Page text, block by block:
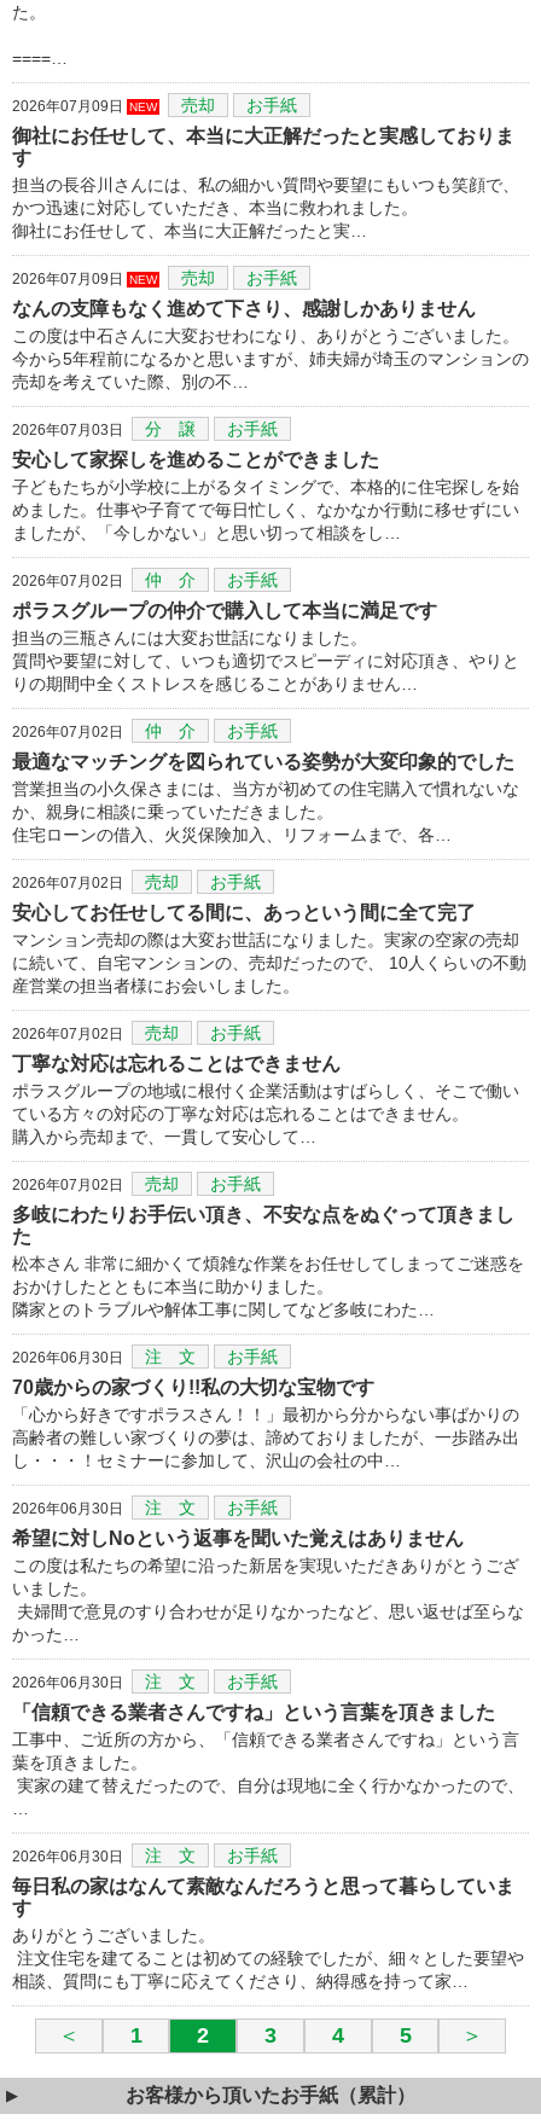
た。
====…
2026年07月09日 NEW 売却 お手紙
御社にお任せして、本当に大正解だったと実感しておりま
す
担当の長谷川さんには、私の細かい質問や要望にもいつも笑顔で、
かつ迅速に対応していただき、本当に救われました。
御社にお任せして、本当に大正解だったと実…
2026年07月09日 NEW 売却 お手紙
なんの支障もなく進めて下さり、感謝しかありません
この度は中石さんに大変おせわになり、ありがとうございました。
今から5年程前になるかと思いますが、姉夫婦が埼玉のマンションの
売却を考えていた際、別の不…
2026年07月03日 分 譲 お手紙
安心して家探しを進めることができました
子どもたちが小学校に上がるタイミングで、本格的に住宅探しを始
めました。仕事や子育てで毎日忙しく、なかなか行動に移せずにい
ましたが、「今しかない」と思い切って相談をし…
2026年07月02日 仲 介 お手紙
ポラスグループの仲介で購入して本当に満足です
担当の三瓶さんには大変お世話になりました。
質問や要望に対して、いつも適切でスピーディに対応頂き、やりと
りの期間中全くストレスを感じることがありません…
2026年07月02日 仲 介 お手紙
最適なマッチングを図られている姿勢が大変印象的でした
営業担当の小久保さまには、当方が初めての住宅購入で慣れないな
か、親身に相談に乗っていただきました。
住宅ローンの借入、火災保険加入、リフォームまで、各…
2026年07月02日 売却 お手紙
安心してお任せしてる間に、あっという間に全て完了
マンション売却の際は大変お世話になりました。実家の空家の売却
に続いて、自宅マンションの、売却だったので、 10人くらいの不動
産営業の担当者様にお会いしました。
2026年07月02日 売却 お手紙
丁寧な対応は忘れることはできません
ポラスグループの地域に根付く企業活動はすばらしく、そこで働い
ている方々の対応の丁寧な対応は忘れることはできません。
購入から売却まで、一貫して安心して…
2026年07月02日 売却 お手紙
多岐にわたりお手伝い頂き、不安な点をぬぐって頂きまし
た
松本さん 非常に細かくて煩雑な作業をお任せしてしまってご迷惑を
おかけしたとともに本当に助かりました。
隣家とのトラブルや解体工事に関してなど多岐にわた…
2026年06月30日 注 文 お手紙
70歳からの家づくり!!私の大切な宝物です
「心から好きですポラスさん！！」最初から分からない事ばかりの
高齢者の難しい家づくりの夢は、諦めておりましたが、一歩踏み出
し・・・！セミナーに参加して、沢山の会社の中…
2026年06月30日 注 文 お手紙
希望に対しNoという返事を聞いた覚えはありません
この度は私たちの希望に沿った新居を実現いただきありがとうござ
いました。
夫婦間で意見のすり合わせが足りなかったなど、思い返せば至らな
かった…
2026年06月30日 注 文 お手紙
「信頼できる業者さんですね」という言葉を頂きました
工事中、ご近所の方から、「信頼できる業者さんですね」という言
葉を頂きました。
実家の建て替えだったので、自分は現地に全く行かなかったので、
2026年06月30日 注 文 お手紙
毎日私の家はなんて素敵なんだろうと思って暮らしていま
す
ありがとうございました。
注文住宅を建てることは初めての経験でしたが、細々とした要望や
相談、質問にも丁寧に応えてくださり、納得感を持って家…
＜ 1 2 3 4 5 ＞
お客様から頂いたお手紙（累計）